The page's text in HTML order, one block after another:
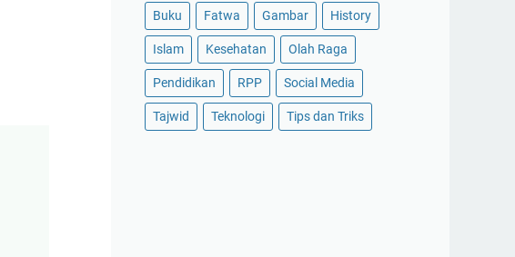
Buku Fatwa Gambar History
Islam Kesehatan Olah Raga
Pendidikan RPP Social Media
Tajwid Teknologi Tips dan Triks